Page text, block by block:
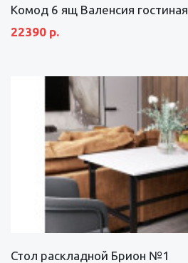
Комод 6 ящ Валенсия гостиная
22390 р.
Стол раскладной Брион №1